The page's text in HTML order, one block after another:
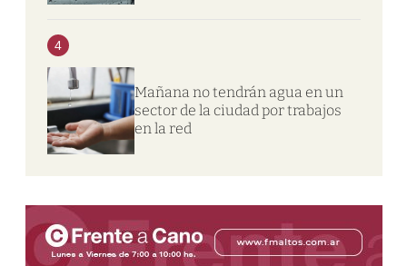
4
Mañana no tendrán agua en un
sector de la ciudad por trabajos
en la red